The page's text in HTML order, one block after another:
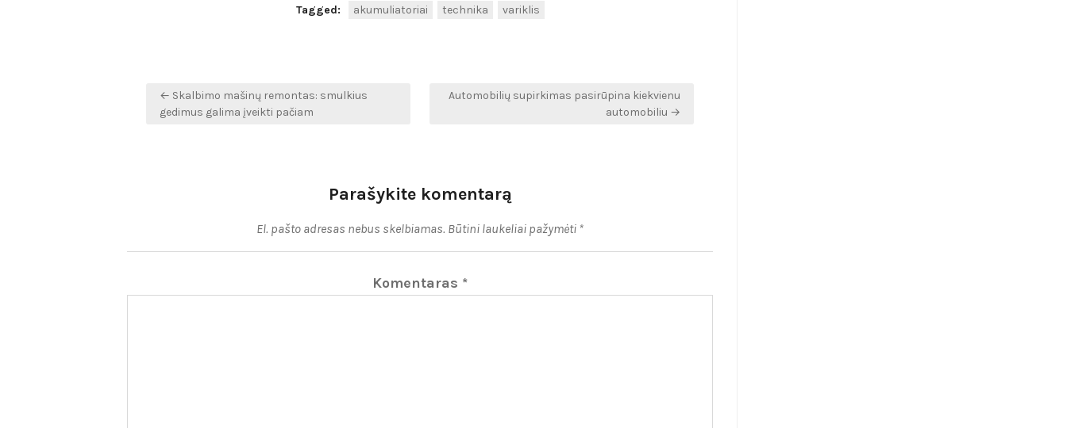
Tagged: akumuliatoriai technika variklis
Navigacija
tarp
← Skalbimo mašinų remontas: smulkius
gedimus galima įveikti pačiam
Automobilių supirkimas pasirūpina kiekvienu
automobiliu →
Parašykite komentarą
El. pašto adresas nebus skelbiamas. Būtini laukeliai pažymėti *
Komentaras *